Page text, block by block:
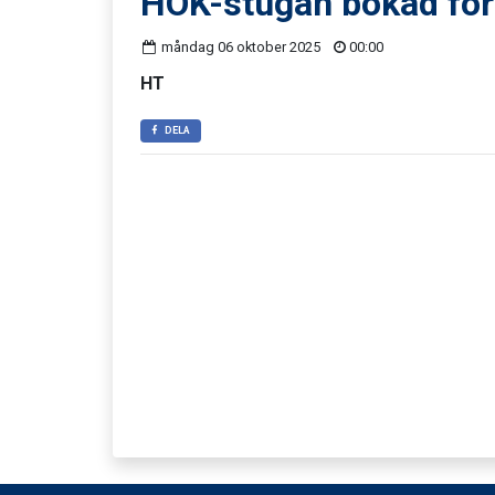
måndag 06 oktober 2025 00:00
HT
DELA